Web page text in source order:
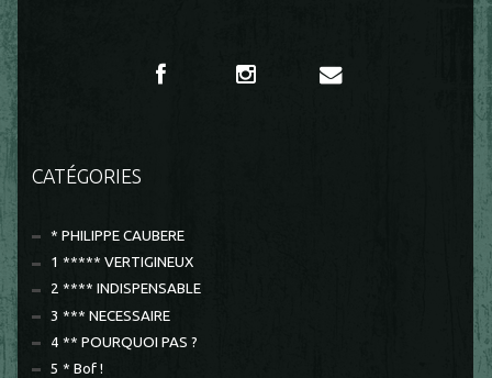
CATÉGORIES
* PHILIPPE CAUBERE
1 ***** VERTIGINEUX
2 **** INDISPENSABLE
3 *** NECESSAIRE
4 ** POURQUOI PAS ?
5 * Bof !